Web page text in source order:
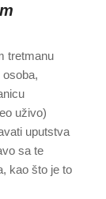
tretmanu
osoba,
uživo)
uputstva
sa te
kao što je to